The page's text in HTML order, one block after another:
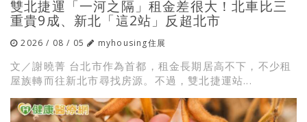
雙北捷運「一河之隔」租金差很大！北車比三
重貴9成、新北「這2站」反超北市
2026 / 08 / 05 myhousing住展
文／謝曉菁 台北市作為首都，租金長期居高不下，不少租
屋族轉而往新北市尋找房源。不過，雙北捷運站...